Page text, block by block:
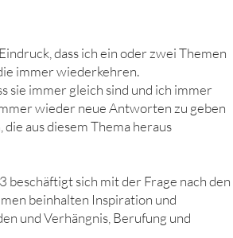
dass ich ein oder zwei Themen
immer wiederkehren.
sie immer gleich sind und ich immer
wieder neue Antworten zu geben
die aus diesem Thema heraus
beschäftigt sich mit der Frage nach den
beinhalten Inspiration und
und Verhängnis, Berufung und